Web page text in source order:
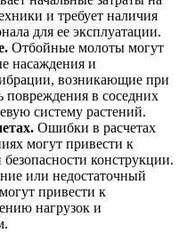
и требует наличия
для ее эксплуатации.
Отбойные молоты могут
насаждения и
возникающие при
повреждения в соседних
систему растений.
Ошибки в расчетах
могут привести к
конструкции.
или недостаточный
привести к
нагрузок и